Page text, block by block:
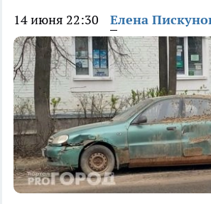
14 июня 22:30 Елена